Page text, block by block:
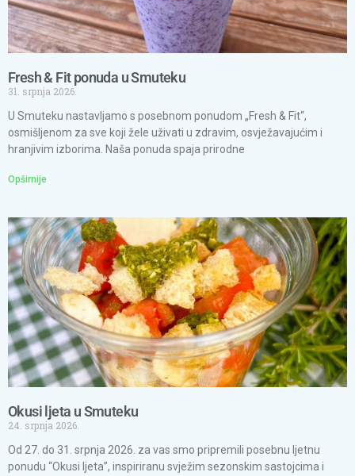
Fresh & Fit ponuda u Smuteku
31. srpnja 2026.
U Smuteku nastavljamo s posebnom ponudom „Fresh & Fit“,
osmišljenom za sve koji žele uživati u zdravim, osvježavajućim i
hranjivim izborima. Naša ponuda spaja prirodne
Opširnije
Okusi ljeta u Smuteku
24. srpnja 2026.
Od 27. do 31. srpnja 2026. za vas smo pripremili posebnu ljetnu
ponudu “Okusi ljeta”, inspiriranu svježim sezonskim sastojcima i